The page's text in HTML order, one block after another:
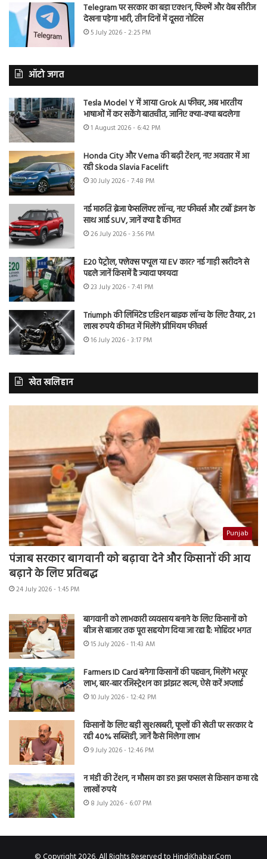
Telegram पर सरकार का बड़ा एक्शन, फिल्में और वेब सीरीज
देखना पड़ेगा भारी, तीन दिनों में दूसरा नोटिस
5 July 2026 - 2:25 PM
ऑटो जगत
Tesla Model Y में आया Grok AI फीचर, अब भारतीय
भाषाओं में कर सकेंगे बातचीत, जानिए क्या-क्या बदलेगा
1 August 2026 - 6:42 PM
Honda City और Verna की बढ़ी टेंशन, नए अवतार में आ
रही Skoda Slavia Facelift
30 July 2026 - 7:48 PM
नई मारुति ब्रेजा फेसलिफ्ट लॉन्च, नए फीचर्स और टर्बो इंजन के
साथ आई SUV, जानें क्या है कीमत
26 July 2026 - 3:56 PM
E20 पेट्रोल, फ्लेक्स फ्यूल या EV कार? नई गाड़ी खरीदने से
पहले जानें किसमें है ज्यादा फायदा
23 July 2026 - 7:41 PM
Triumph की लिमिटेड एडिशन बाइक लॉन्च के लिए तैयार, 21
लाख रुपये कीमत में मिलेंगे प्रीमियम फीचर्स
16 July 2026 - 3:17 PM
खेत खलिहान
Punjab
पंजाब सरकार बागवानी को बढ़ावा देने और किसानों की आय
बढ़ाने के लिए प्रतिबद्ध
24 July 2026 - 1:45 PM
बागवानी को लाभकारी व्यवसाय बनाने के लिए किसानों को
बीज से बाजार तक पूरा सहयोग दिया जा रहा है: मोहिंदर भगत
15 July 2026 - 11:43 AM
Farmers ID Card बनेगा किसानों की पहचान, मिलेंगे भरपूर
लाभ, बार-बार रजिस्ट्रेशन का झंझट खत्म, ऐसे करें अप्लाई
10 July 2026 - 12:42 PM
किसानों के लिए बड़ी खुशखबरी, फूलों की खेती पर सरकार दे
रही 40% सब्सिडी, जानें कैसे मिलेगा लाभ
9 July 2026 - 12:46 PM
न मंडी की टेंशन, न मौसम का डर! इस फसल से किसान कमा रहे
लाखों रुपये
8 July 2026 - 6:07 PM